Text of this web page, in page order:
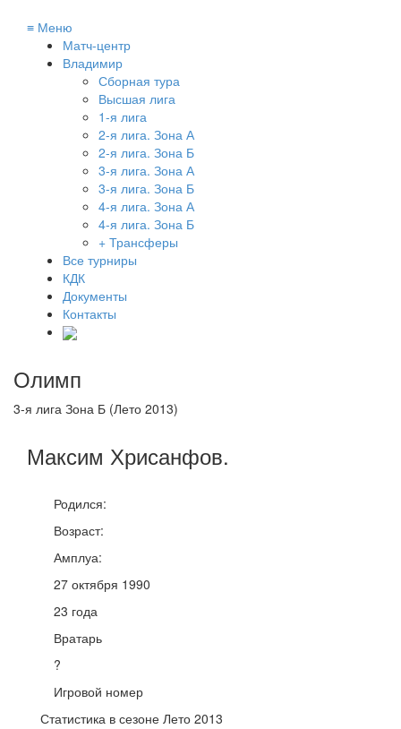
≡ Меню
Матч-центр
Владимир
Сборная тура
Высшая лига
1-я лига
2-я лига. Зона А
2-я лига. Зона Б
3-я лига. Зона А
3-я лига. Зона Б
4-я лига. Зона А
4-я лига. Зона Б
+ Трансферы
Все турниры
КДК
Документы
Контакты
Олимп
3-я лига Зона Б (Лето 2013)
Максим Хрисанфов.
Родился:
Возраст:
Амплуа:
27 октября 1990
23 года
Вратарь
?
Игровой номер
Статистика в сезоне Лето 2013